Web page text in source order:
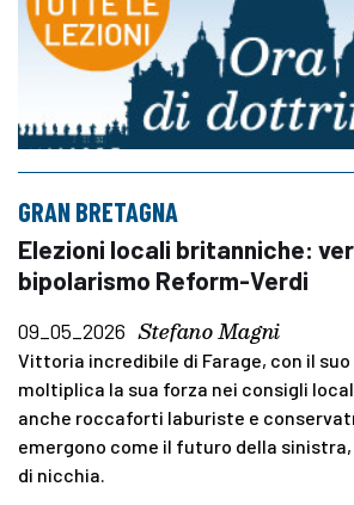
GRAN BRETAGNA
Elezioni locali britanniche:
bipolarismo Reform-Verdi
09_05_2026 Stefano Magni
Vittoria incredibile di Farage, con il suo
moltiplica la sua forza nei consigli
anche roccaforti laburiste e
emergono come il futuro della
di nicchia.